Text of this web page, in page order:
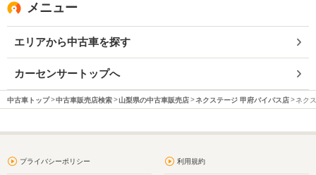
メニュー
エリアから中古車を探す
カーセンサートップへ
中古車トップ 中古車販売店検索 山梨県の中古車販売店 ネクステージ 甲府バイパス店 ネク
プライバシーポリシー 利用規約